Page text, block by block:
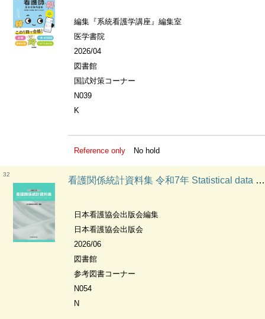
編集『系統看護学講座』編集室
医学書院
2026/04
図書館
国試対策コーナー
N039
K
Reference only No hold
32
看護関係統計資料集 令和7年 Statistical data on nursing service in Japan
日本看護協会出版会編集
日本看護協会出版会
2026/06
図書館
参考図書コーナー
N054
N